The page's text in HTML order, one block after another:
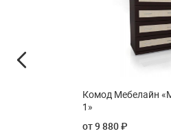
Комод Мебелайн
1»
от 9 880 ₽